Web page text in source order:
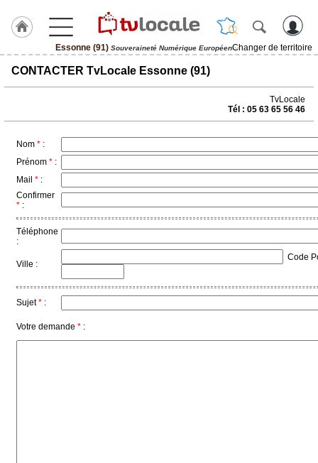
Essonne (91) Souveraineté Numérique EuropéenneChanger de territoire
J'adhère
Hulcoq
Essonne
France
Accueil
RUBRIQUES
Gazette
Vidéos
CONTACTER TvLocale Essonne (91)
TvLocale
Tél : 05 63 65 56 46
Nom * :
Prénom * :
Mail * :
Confirmer
* :
Téléphone
:
Ville :
Code
Sujet* :
Votre demande * :